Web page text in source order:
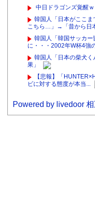
中日ドラゴンズ覚醒
韓国人「日本がここ
こちら…」→「昔から日
韓国人「韓国サッカ
に・・・2002年W杯4強
韓国人「日本の柴犬
果」
【悲報】「
ビに対する態度が本当...
Powered by livedoor